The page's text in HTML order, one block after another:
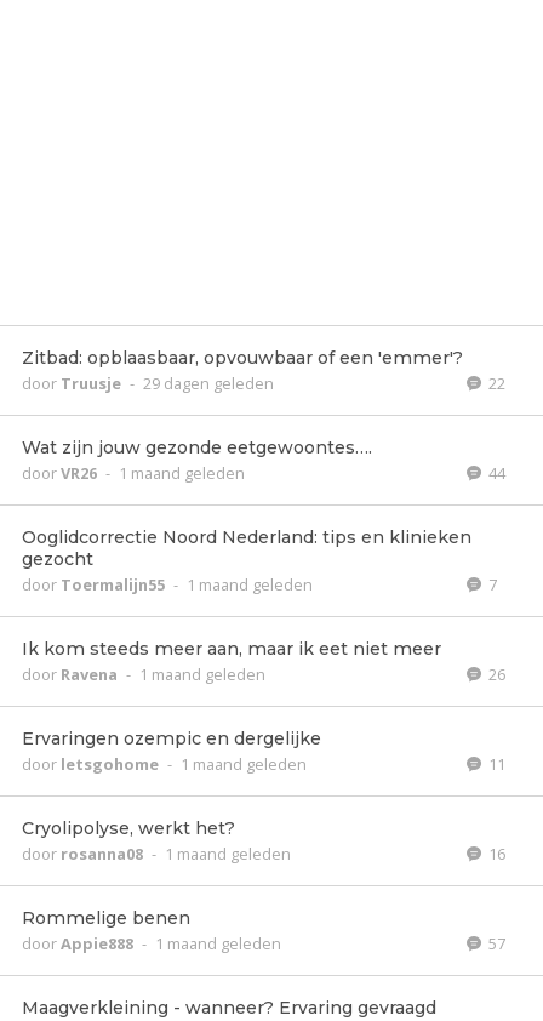
Zitbad: opblaasbaar, opvouwbaar of een 'emmer'?
door Truusje - 29 dagen geleden 22
Wat zijn jouw gezonde eetgewoontes….
doorVR26 - 1 maand geleden 44
Ooglidcorrectie Noord Nederland: tips en klinieken
gezocht
door Toermalijn55 - 1 maand geleden 7
Ik kom steeds meer aan, maar ik eet niet meer
door Ravena - 1 maand geleden 26
Ervaringen ozempic en dergelijke
door letsgohome - 1 maand geleden 11
Cryolipolyse, werkt het?
door rosanna08 - 1 maand geleden 16
Rommelige benen
doorAppie888 - 1 maand geleden 57
Maagverkleining - wanneer? Ervaring gevraagd